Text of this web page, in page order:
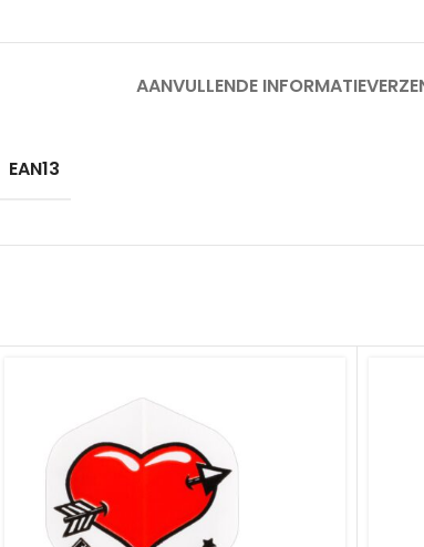
AANVULLENDE INFORMATIE
EAN13